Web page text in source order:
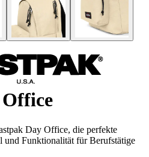
Day Office, die perfekte
und Funktionalität für Berufstätige